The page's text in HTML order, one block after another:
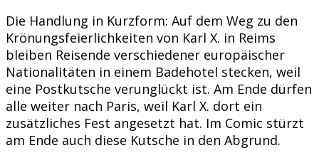
Die Handlung in Kurzform: Auf dem Weg zu den
Krönungsfeierlichkeiten von Karl X. in Reims
bleiben Reisende verschiedener europäischer
Nationalitäten in einem Badehotel stecken, weil
eine Postkutsche verunglückt ist. Am Ende dürfen
alle weiter nach Paris, weil Karl X. dort ein
zusätzliches Fest angesetzt hat. Im Comic stürzt
am Ende auch diese Kutsche in den Abgrund.